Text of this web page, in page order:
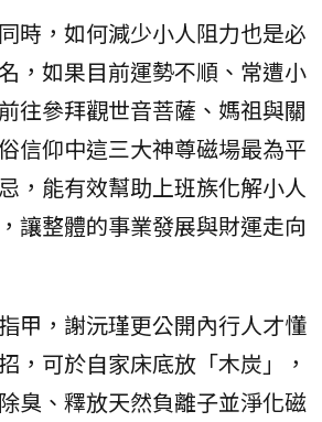
時，如何減少小人阻力也是必
，如果目前運勢不順、常遭小
往參拜觀世音菩薩、媽祖與關
信仰中這三大神尊磁場最為平
，能有效幫助上班族化解小人
讓整體的事業發展與財運走向
甲，謝沅瑾更公開內行人才懂
，可於自家床底放「木炭」，
臭、釋放天然負離子並淨化磁